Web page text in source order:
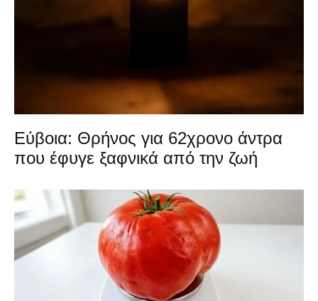
Εύβοια: Θρήνος για 62χρονο άντρα
που έφυγε ξαφνικά από την ζωή